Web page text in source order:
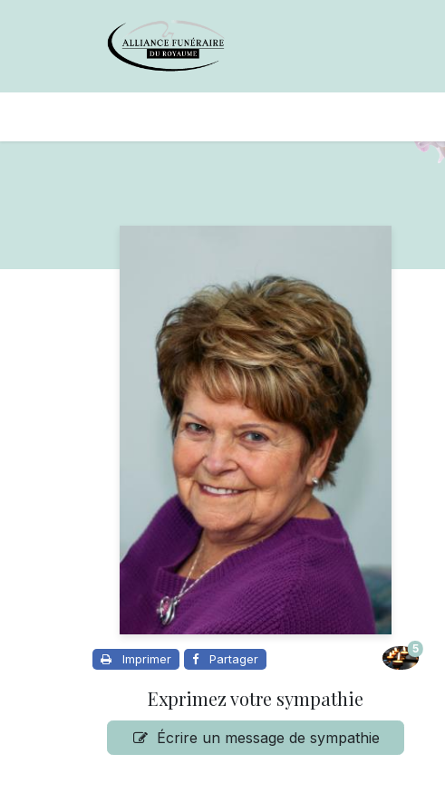
Imprimer Partager
5
Exprimez votre sympathie
Écrire un message de sympathie